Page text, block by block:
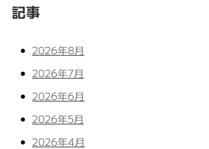
記事
2026年8月
2026年7月
2026年6月
2026年5月
2026年4月